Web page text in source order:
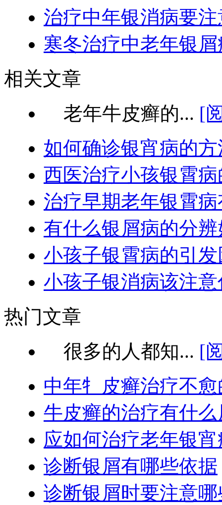
治疗中年银消病要
寒冬治疗中老年银
相关文章
老年牛皮癣的... [
如何确诊银宵病的
西医治疗小孩银霄
治疗早期老年银霄
有什么银屑病的分
小孩子银霄病的引
小孩子银消病该注
热门文章
很多的人都知... [
中年牜皮癣治疗不
牛皮癣的治疗有什
应如何治疗老年银
诊断银屑有哪些依据
诊断银屑时要注意